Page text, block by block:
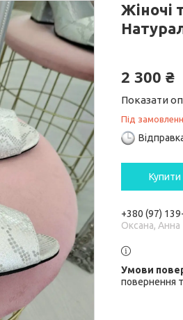
Жіночі
2 300 ₴
Показати
Під
Купити
+380 (97)
Оксана, Анна
повернення